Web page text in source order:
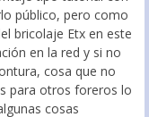
público, pero como
bricolaje Etx en este
en la red y si no
cosa que no
para otros foreros lo
cosas